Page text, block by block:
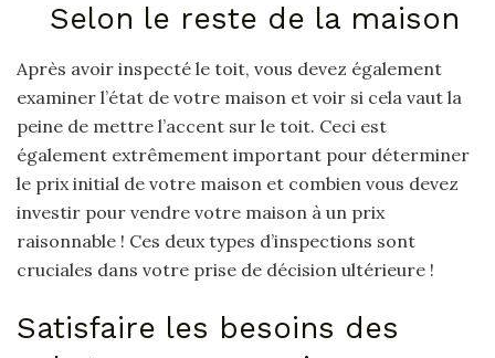
Selon le reste de la maison
Après avoir inspecté le toit, vous devez également
examiner l’état de votre maison et voir si cela vaut la
peine de mettre l’accent sur le toit. Ceci est
également extrêmement important pour déterminer
le prix initial de votre maison et combien vous devez
investir pour vendre votre maison à un prix
raisonnable ! Ces deux types d’inspections sont
cruciales dans votre prise de décision ultérieure !
Satisfaire les besoins des